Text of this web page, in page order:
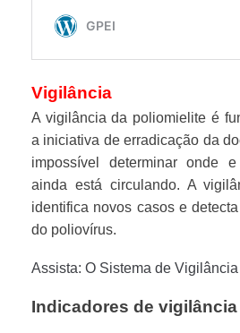
Vigilância
A vigilância da poliomielite é
a iniciativa de erradicação da
impossível determinar onde
ainda está circulando. A
identifica novos casos e
do poliovírus.
Assista: O Sistema de
Indicadores de vigilância